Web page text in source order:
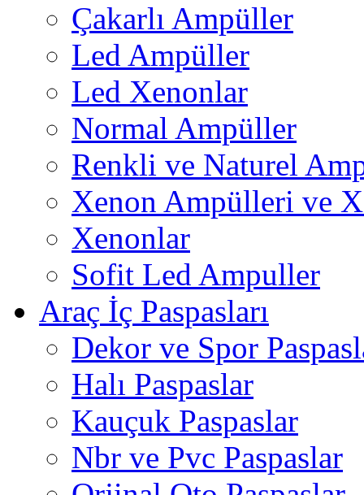
Çakarlı Ampüller
Led Ampüller
Led Xenonlar
Normal Ampüller
Renkli ve Naturel
Xenon Ampülleri ve
Xenonlar
Sofit Led Ampuller
Araç İç Paspasları
Dekor ve Spor
Halı Paspaslar
Kauçuk Paspaslar
Nbr ve Pvc Paspaslar